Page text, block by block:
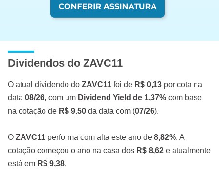
Dividendos do ZAVC11
O atual dividendo do ZAVC11 foi de R$ 0,13 por cota na
data 08/26, com um Dividend Yield de 1,37% com base
na cotação de R$ 9,50 da data com (07/26).
O ZAVC11 performa com alta este ano de 8,82%. A
cotação começou o ano na casa dos R$ 8,62 e atualmente
está em R$ 9,38.